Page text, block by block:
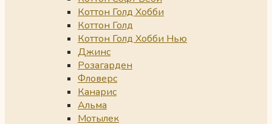
Коттон Голд Хобби
Коттон Голд
Коттон Голд Хобби Нью
Джинс
Розагарден
Фловерс
Канарис
Альма
Мотылек